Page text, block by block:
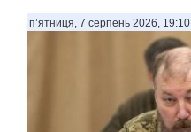
п’ятниця, 7 серпень 2026, 19:10